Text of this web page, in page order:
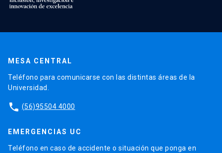
MESA CENTRAL
Teléfono para comunicarse con las distintas áreas de la
Universidad.
phone (56)95504 4000
EMERGENCIAS UC
Teléfono en caso de accidente o situación que ponga en